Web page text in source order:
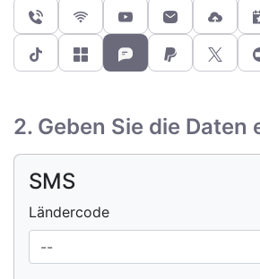
2. Geben Sie die Daten
SMS
Ländercode